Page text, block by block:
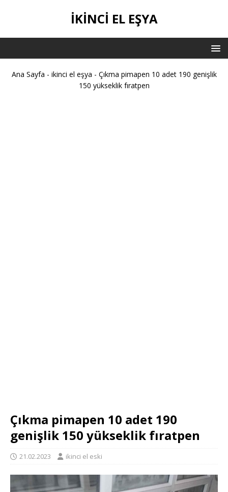
IKINCI EL EŞYA
Ana Sayfa - ikinci el eşya - Çıkma pimapen 10 adet 190 genişlik
150 yükseklik fıratpen
Çıkma pimapen 10 adet 190
genişlik 150 yükseklik fıratpen
21.02.2023 ikinci el eski